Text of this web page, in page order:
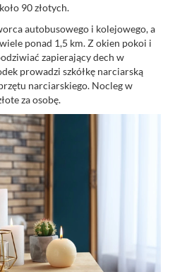
90 złotych.
autobusowego i kolejowego, a
ponad 1,5 km. Z okien pokoi i
zapierający dech w
prowadzi szkółkę narciarską
narciarskiego. Nocleg w
za osobę.